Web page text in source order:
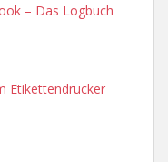
– Das Logbuch
Etikettendrucker